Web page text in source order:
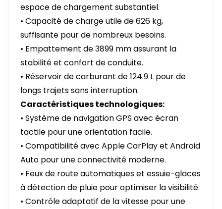
espace de chargement substantiel.
• Capacité de charge utile de 626 kg,
suffisante pour de nombreux besoins.
• Empattement de 3899 mm assurant la
stabilité et confort de conduite.
• Réservoir de carburant de 124.9 L pour de
longs trajets sans interruption.
Caractéristiques technologiques:
• Système de navigation GPS avec écran
tactile pour une orientation facile.
• Compatibilité avec Apple CarPlay et Android
Auto pour une connectivité moderne.
• Feux de route automatiques et essuie-glaces
à détection de pluie pour optimiser la visibilité.
• Contrôle adaptatif de la vitesse pour une